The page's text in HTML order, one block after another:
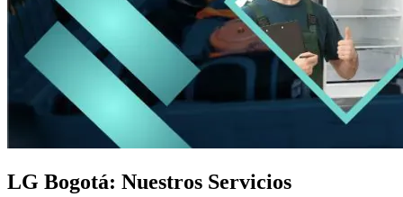
LG Bogotá: Nuestros Servicios